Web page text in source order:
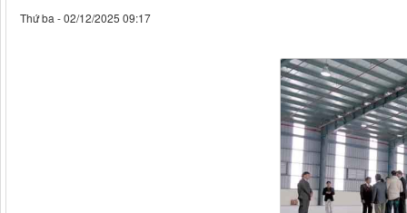
Thứ ba - 02/12/2025 09:17